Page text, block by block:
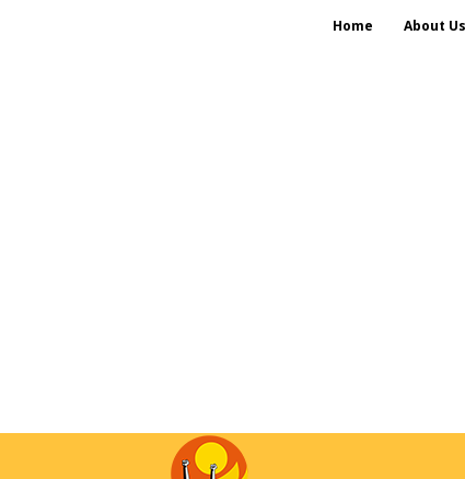
Home About Us